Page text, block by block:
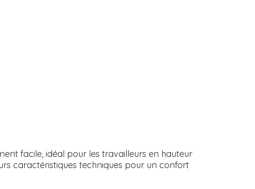
facile, idéal pour les travailleurs en hauteur
caractéristiques techniques pour un confort